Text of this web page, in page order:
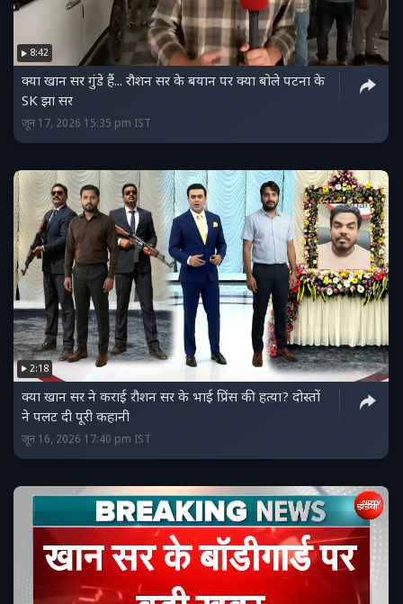
8:42
क्या खान सर गुंडे हैं... रौशन सर के बयान पर क्या बोले पटना के
SK झा सर
जून 17, 2026 15:35 pm IST
2:18
क्या खान सर ने कराई रौशन सर के भाई प्रिंस की हत्या? दोस्तों
ने पलट दी पूरी कहानी
जून 16, 2026 17:40 pm IST